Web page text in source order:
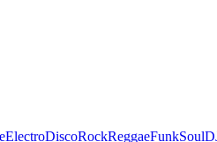
ElectroDiscoRockReggaeFunkSoul